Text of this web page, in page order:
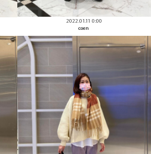
2022.01.11 0:00
coen